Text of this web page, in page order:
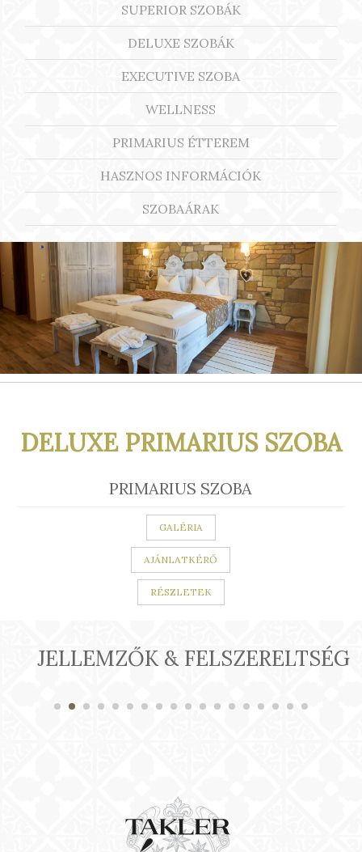
SUPERIOR SZOBÁK
DELUXE SZOBÁK
EXECUTIVE SZOBA
WELLNESS
PRIMARIUS ÉTTEREM
HASZNOS INFORMÁCIÓK
SZOBAÁRAK
DELUXE PRIMARIUS SZOBA
PRIMARIUS SZOBA
GALÉRIA
RÉSZLETEK
JELLEMZŐK & FELSZERELTSÉG